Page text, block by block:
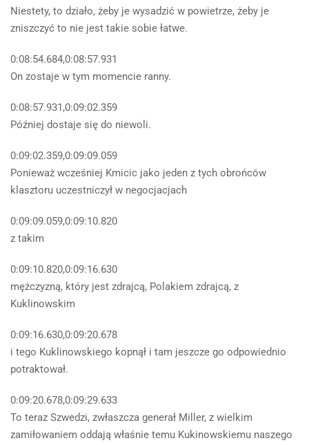
Niestety, to działo, żeby je wysadzić w powietrze, żeby je
zniszczyć to nie jest takie sobie łatwe.
0:08:54.684,0:08:57.931
On zostaje w tym momencie ranny.
0:08:57.931,0:09:02.359
Później dostaje się do niewoli.
0:09:02.359,0:09:09.059
Ponieważ wcześniej Kmicic jako jeden z tych obrońców
klasztoru uczestniczył w negocjacjach
0:09:09.059,0:09:10.820
z takim
0:09:10.820,0:09:16.630
mężczyzną, który jest zdrajcą, Polakiem zdrajcą, z
Kuklinowskim
0:09:16.630,0:09:20.678
i tego Kuklinowskiego kopnął i tam jeszcze go odpowiednio
potraktował.
0:09:20.678,0:09:29.633
To teraz Szwedzi, zwłaszcza generał Miller, z wielkim
zamiłowaniem oddają właśnie temu Kukinowskiemu naszego